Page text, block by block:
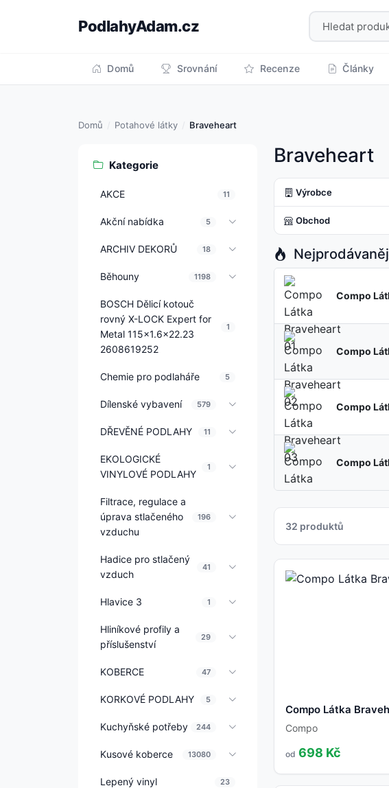
PodlahyAdam.cz
Domů Srovnání Recenze Články
Domů Potahové látky Braveheart
Braveheart
Výrobce
Obchod
Compo
Compo
Compo
Compo
32 produktů
Compo Látka
Compo
od 698 Kč
Kategorie
AKCE 11
Akční nabídka 5
ARCHIV DEKORŮ 18
Běhouny 1198
BOSCH Dělicí kotouč
rovný X-LOCK Expert for
Metal 115x1.6x22.23
2608619252
1
Chemie pro podlaháře 5
Dílenské vybavení 579
DŘEVĚNÉ PODLAHY 11
EKOLOGICKÉ
VINYLOVÉ PODLAHY
1
Filtrace, regulace a
úprava stlačeného
vzduchu
196
Hadice pro stlačený
vzduch
41
Hlavice 3 1
Hliníkové profily a
příslušenství
29
KOBERCE 47
KORKOVÉ PODLAHY 5
Kuchyňské potřeby 244
Kusové koberce 13080
Lepený vinyl 23